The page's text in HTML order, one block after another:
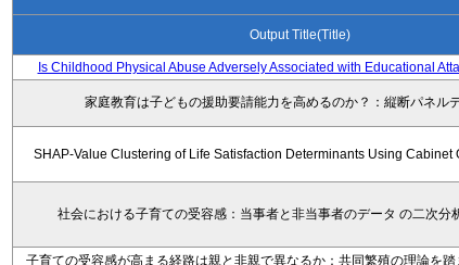
Output Title(Title)
Is Childhood Physical Abuse Adversely Associated with Educational
家庭教育は子どもの援助要請能力を高めるのか？：縦断パネル
SHAP-Value Clustering of Life Satisfaction Determinants Using Cabinet
社会における子育ての受容感：当事者と非当事者のデータ の二次分
子育ての受容感が高まる経路は親と非親で異なるか：共同繁殖の理論を